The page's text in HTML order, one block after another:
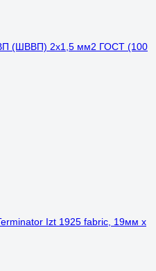
(ШВВП) 2x1,5 мм2 ГОСТ (100
Izt 1925 fabric, 19мм х